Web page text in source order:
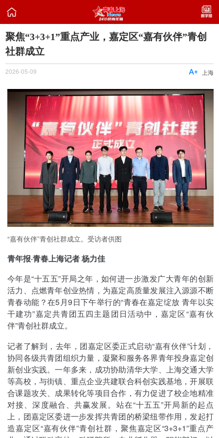

聚焦“3+3+1”重点产业，嘉定区“嘉有伙伴”青创
社群成立
2026-05-09 上海

“嘉有伙伴”青创社群成立。受访者供图
青年报·青春上海记者 杨力佳
今年是“十五五”开局之年，如何进一步激发广大青年的创新
活力、点燃青年创业热情，为嘉定高质量发展注入源源不断
青春动能？在5月9日下午举行的“青春在嘉定绽放 青年以实
干建功”嘉定共青团五四主题团日活动中，嘉定区“嘉有伙
伴”青创社群成立。
记者了解到，去年，团嘉定区委正式启动“嘉有伙伴”计划，
协同各级共青团组织力量，凝聚和服务各界青年投身嘉定创
新创业实践。一年多来，成功协助清华大学、上海交通大学
等高校，与街镇、重点企业共建联合科创实践基地，开展联
合课题攻关、成果转化等项目合作，有力促进了校企地精准
对接、深度融合、共赢发展。站在“十五五”开局新的起点
上，团嘉定区委进一步发挥共青团的桥梁纽带作用，发起打
造嘉定区“嘉有伙伴”青创社群，聚焦嘉定区“3+3+1”重点产